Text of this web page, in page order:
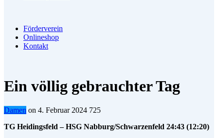
Förderverein
Onlineshop
Kontakt
Ein völlig gebrauchter Tag
Damen on 4. Februar 2024 725
TG Heidingsfeld – HSG Nabburg/Schwarzenfeld 24:43 (12:20)